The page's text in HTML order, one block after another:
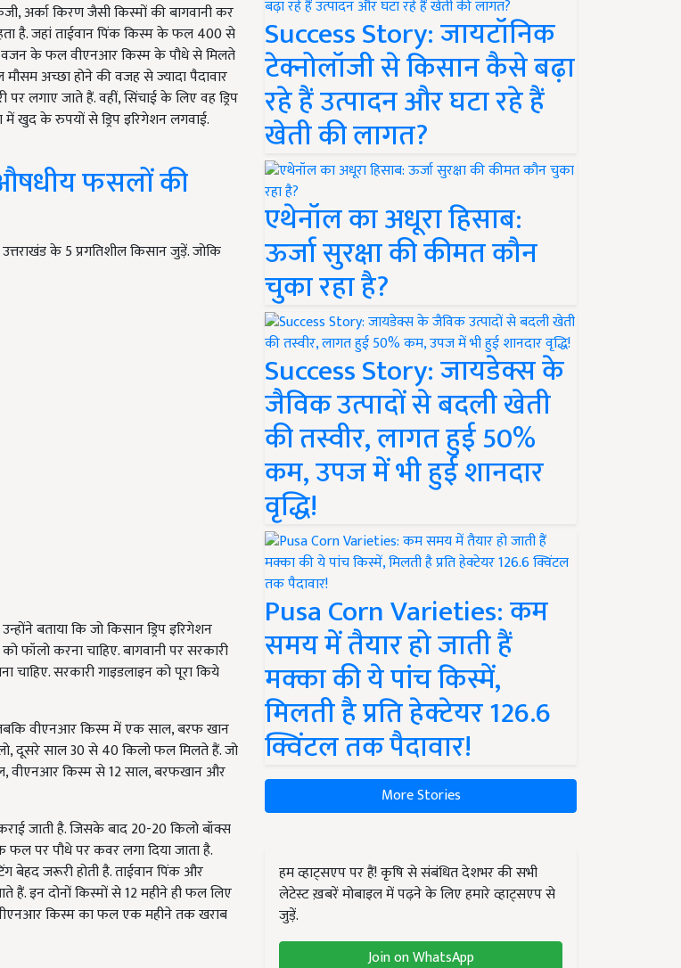
अर्का किरण जैसी किस्मों की बागवानी कर
है. जहां ताईवान पिंक किस्म के फल 400 से
वजन के फल वीएनआर किस्म के पौधे से मिलते
अच्छा होने की वजह से ज्यादा पैदावार
लगाए जाते हैं. वहीं, सिंचाई के लिए वह ड्रिप
में खुद के रुपयों से ड्रिप इरिगेशन लगवाई.
औषधीय फसलों की
के 5 प्रगतिशील किसान जुड़ें. जोकि
बताया कि जो किसान ड्रिप इरिगेशन
फॉलो करना चाहिए. बागवानी पर सरकारी
चाहिए. सरकारी गाइडलाइन को पूरा किये
वीएनआर किस्म में एक साल, बरफ खान
दूसरे साल 30 से 40 किलो फल मिलते हैं. जो
वीएनआर किस्म से 12 साल, बरफखान और
जाती है. जिसके बाद 20-20 किलो बॉक्स
पर पौधे पर कवर लगा दिया जाता है.
जरूरी होती है. ताईवान पिंक और
इन दोनों किस्मों से 12 महीने ही फल लिए
किस्म का फल एक महीने तक खराब
Success Story: जायटॉनिक
टेक्नोलॉजी से किसान कैसे बढ़ा
रहे हैं उत्पादन और घटा रहे हैं
खेती की लागत?
एथेनॉल का अधूरा हिसाब:
ऊर्जा सुरक्षा की कीमत कौन
चुका रहा है?
Success Story: जायडेक्स के
जैविक उत्पादों से बदली खेती
की तस्वीर, लागत हुई 50%
कम, उपज में भी हुई शानदार
वृद्धि!
Pusa Corn Varieties: कम
समय में तैयार हो जाती हैं
मक्का की ये पांच किस्में,
मिलती है प्रति हेक्टेयर 126.6
क्विंटल तक पैदावार!
More Stories
हम व्हाट्सएप पर हैं! कृषि से संबंधित देशभर की सभी
लेटेस्ट ख़बरें मोबाइल में पढ़ने के लिए हमारे व्हाट्सएप से
जुड़ें.
Join on WhatsApp